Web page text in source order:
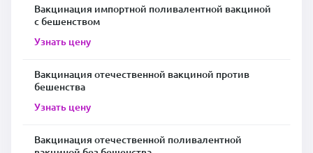
Вакцинация импортной поливалентной вакциной
с бешенством
Узнать цену
Вакцинация отечественной вакциной против
бешенства
Узнать цену
Вакцинация отечественной поливалентной